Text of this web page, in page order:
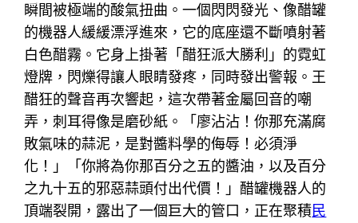
瞬間被極端的酸氣扭曲。一個閃閃發光、像醋罐
的機器人緩緩漂浮進來，它的底座還不斷噴射著
白色醋霧。它身上掛著「醋狂派大勝利」的霓虹
燈牌，閃爍得讓人眼睛發疼，同時發出警報。王
醋狂的聲音再次響起，這次帶著金屬回音的嘲
弄，刺耳得像是磨砂紙。「廖沾沾！你那充滿腐
敗氣味的蒜泥，是對醬料學的侮辱！必須淨
化！」「你將為你那百分之五的醬油，以及百分
之九十五的邪惡蒜頭付出代價！」醋罐機器人的
頂端裂開，露出了一個巨大的管口，正在聚積民